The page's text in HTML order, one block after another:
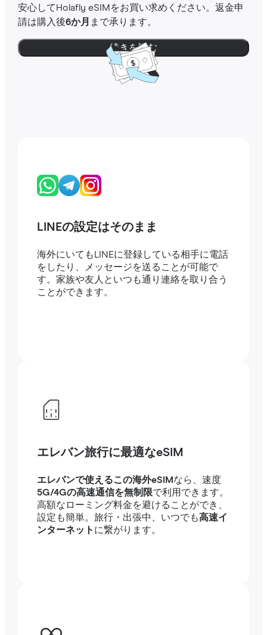
安心してHolafly eSIMをお買い求めください。返金申
請は購入後6か月 まで承ります。
続きを読む
LINEの設定はそのまま
海外にいてもLINEに登録している相手に電話
をしたり、メッセージを送ることが可能で
す。家族や友人といつも通り連絡を取り合う
ことができます。
エレバン旅行に最適なeSIM
エレバンで使えるこの海外eSIM なら、速度
5G/4Gの高速通信を無制限で利用できます。
高額なローミング料金を避けることができ、
設定も簡単。旅行・出張中、いつでも高速イ
ンターネット に繋がります。